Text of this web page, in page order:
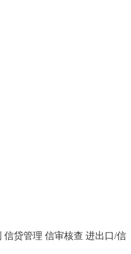
信贷管理 信审核查 进出口/信